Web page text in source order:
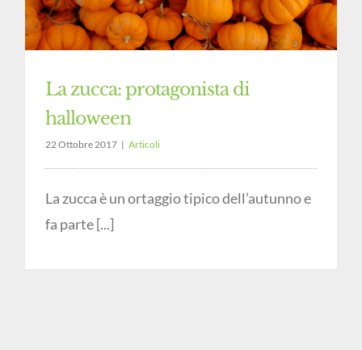
La zucca: protagonista di
halloween
22 Ottobre 2017 | Articoli
La zucca è un ortaggio tipico dell’autunno e
fa parte [...]